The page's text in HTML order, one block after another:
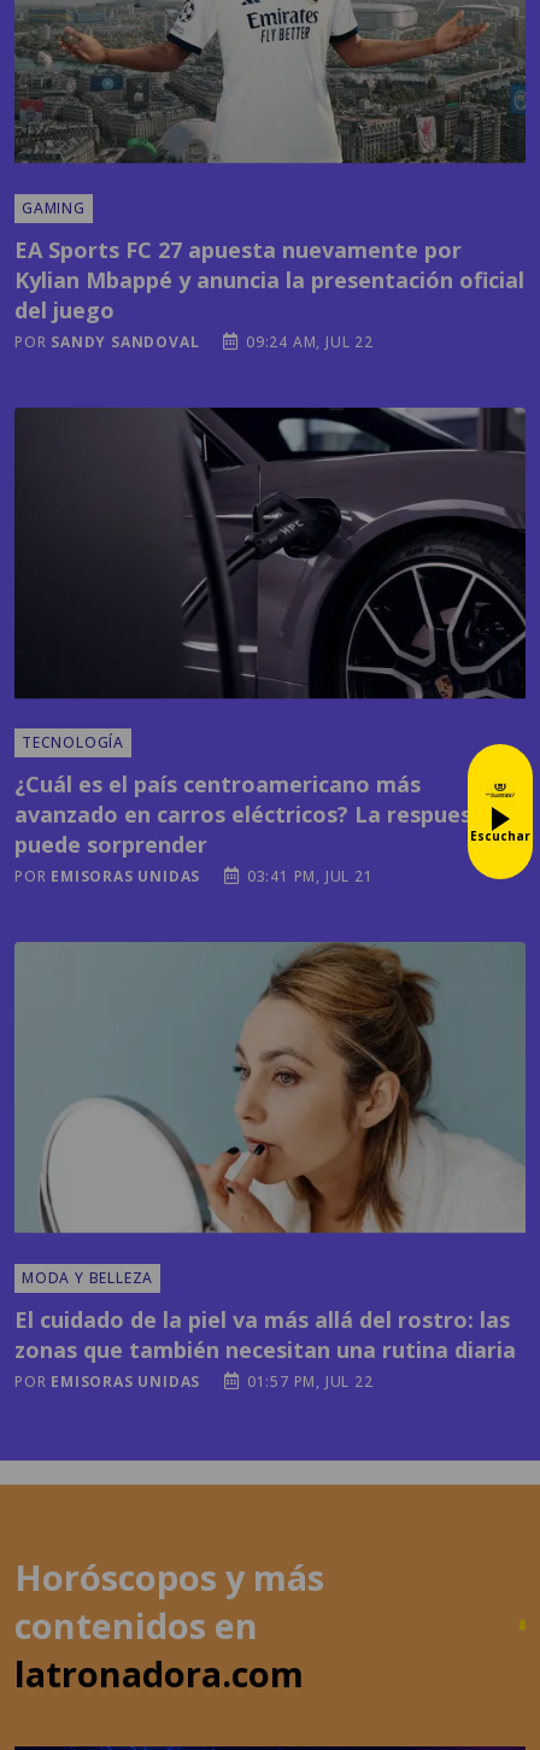
GAMING
EA Sports FC 27 apuesta nuevamente por
Kylian Mbappé y anuncia la presentación oficial
del juego
POR SANDY SANDOVAL 09:24 AM, JUL 22
TECNOLOGÍA
¿Cuál es el país centroamericano más
avanzado en carros eléctricos? La respuesta te
puede sorprender
POR EMISORAS UNIDAS 03:41 PM, JUL 21
MODA Y BELLEZA
El cuidado de la piel va más allá del rostro: las
zonas que también necesitan una rutina diaria
POR EMISORAS UNIDAS 01:57 PM, JUL 22
Horóscopos y más
contenidos en
latronadora.com
Escuchar